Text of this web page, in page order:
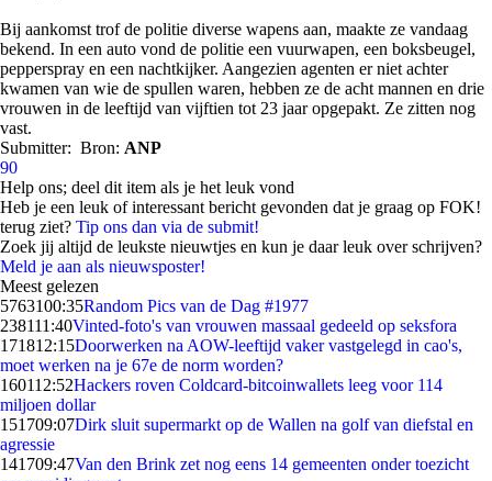
Bij aankomst trof de politie diverse wapens aan, maakte ze vandaag
bekend. In een auto vond de politie een vuurwapen, een boksbeugel,
pepperspray en een nachtkijker. Aangezien agenten er niet achter
kwamen van wie de spullen waren, hebben ze de acht mannen en drie
vrouwen in de leeftijd van vijftien tot 23 jaar opgepakt. Ze zitten nog
vast.
Submitter: Bron: ANP
90
Help ons; deel dit item als je het leuk vond
Heb je een leuk of interessant bericht gevonden dat je graag op FOK!
terug ziet? Tip ons dan via de submit!
Zoek jij altijd de leukste nieuwtjes en kun je daar leuk over schrijven?
Meld je aan als nieuwsposter!
Meest gelezen
5763100:35Random Pics van de Dag #1977
238111:40Vinted-foto's van vrouwen massaal gedeeld op seksfora
171812:15Doorwerken na AOW-leeftijd vaker vastgelegd in cao's,
moet werken na je 67e de norm worden?
160112:52Hackers roven Coldcard-bitcoinwallets leeg voor 114
miljoen dollar
151709:07Dirk sluit supermarkt op de Wallen na golf van diefstal en
agressie
141709:47Van den Brink zet nog eens 14 gemeenten onder toezicht